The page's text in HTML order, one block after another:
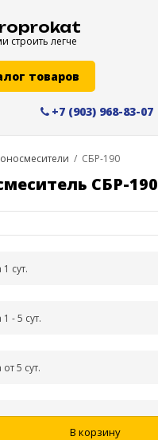
строить легче
товаров
+7 (903) 968-83-07
/ СБР-190
СБР-190
сут.
- 5 сут.
5 сут.
В корзину